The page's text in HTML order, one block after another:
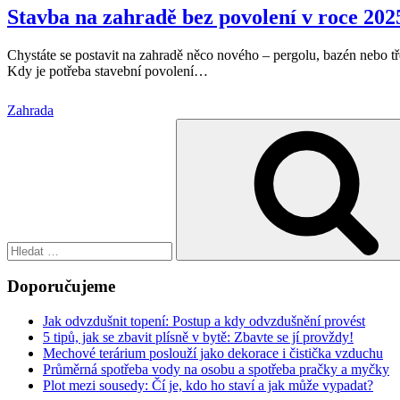
Stavba na zahradě bez povolení v roce
Chystáte se postavit na zahradě něco nového – pergolu, bazén
Kdy je potřeba stavební povolení…
Zahrada
Doporučujeme
Jak odvzdušnit topení: Postup a kdy odvzdušnění provést
5 tipů, jak se zbavit plísně v bytě: Zbavte se jí provždy!
Mechové terárium poslouží jako dekorace i čistička vzduchu
Průměrná spotřeba vody na osobu a spotřeba pračky a myčky
Plot mezi sousedy: Čí je, kdo ho staví a jak může vypadat?